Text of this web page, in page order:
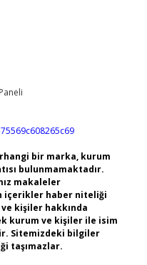
bir marka, kurum
bulunmamaktadır.
makaleler
içerikler haber niteliği
kişiler hakkında
kurum ve kişiler ile isim
Sitemizdeki bilgiler
taşımazlar.